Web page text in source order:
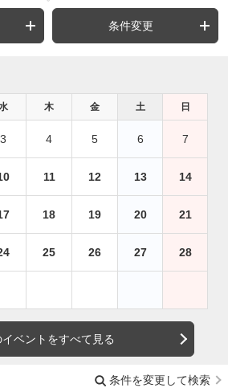
条件変更
木 金 土 日
3 4 5 6 7
11 12 13 14
18 19 20 21
25 26 27 28
ベントをすべて見る
条件を変更して検索